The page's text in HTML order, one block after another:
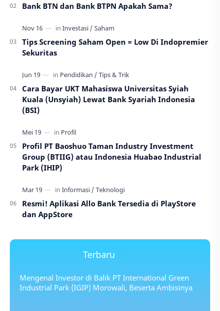
Bank BTN dan Bank BTPN Apakah Sama?
Tips Screening Saham Open = Low Di Indopremier
Sekuritas
Cara Bayar UKT Mahasiswa Universitas Syiah
Kuala (Unsyiah) Lewat Bank Syariah Indonesia
(BSI)
Profil PT Baoshuo Taman Industry Investment
Group (BTIIG) atau Indonesia Huabao Industrial
Park (IHIP)
Resmi! Aplikasi Allo Bank Tersedia di PlayStore
dan AppStore
Terbaru
Mengenal Investor di Balik PT International Green
Industrial Park (IGIP) Morowali, Beserta Ambisinya